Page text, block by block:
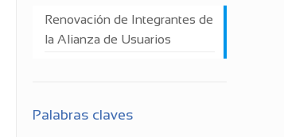
Renovación de Integrantes de
la Alianza de Usuarios
Palabras claves